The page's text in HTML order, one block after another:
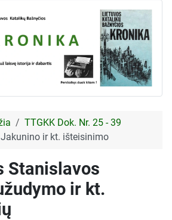
TTGKK Dok. Nr. 25 - 39
ir kt. išteisinimo
Stanislavos
ir kt.